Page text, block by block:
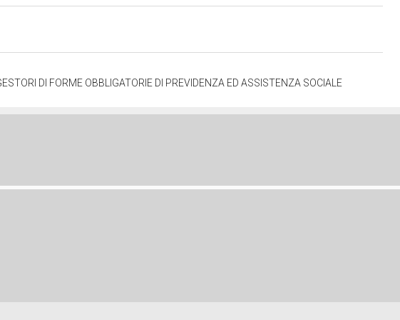
DI FORME OBBLIGATORIE DI PREVIDENZA ED ASSISTENZA SOCIALE